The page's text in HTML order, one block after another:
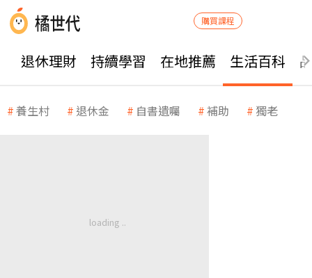
購買課程
退休理財 持續學習 在地推薦 生活百科
養生村 退休金 自書遺囑 補助 獨老